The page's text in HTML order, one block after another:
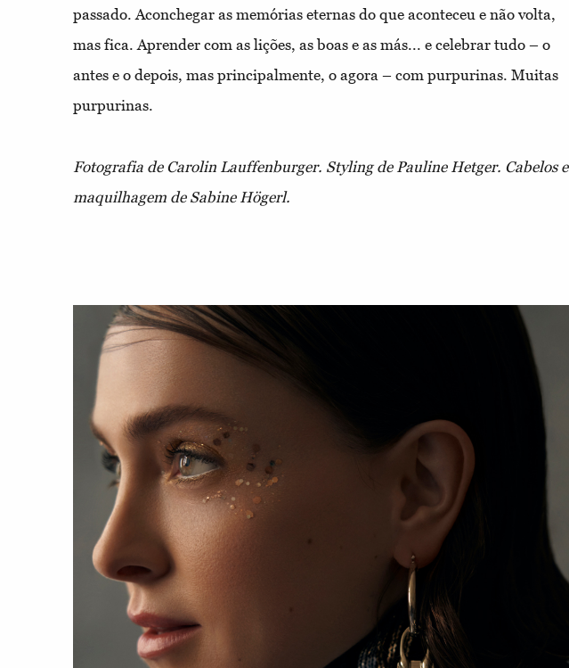
passado. Aconchegar as memórias eternas do que aconteceu e não volta,
mas fica. Aprender com as lições, as boas e as más... e celebrar tudo – o
antes e o depois, mas principalmente, o agora – com purpurinas. Muitas
purpurinas.
Fotografia de Carolin Lauffenburger. Styling de Pauline Hetger. Cabelos e
maquilhagem de Sabine Högerl.